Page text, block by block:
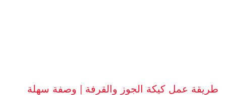
طريقة عمل كيكة الجوز والقرفة | وصفة سهلة